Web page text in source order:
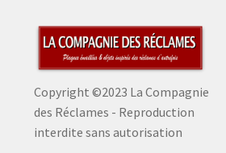
Copyright ©2023 La Compagnie
des Réclames - Reproduction
interdite sans autorisation